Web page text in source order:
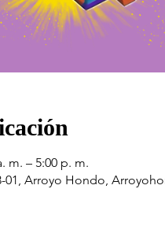
m. – 5:00 p. m.
01, Arroyo Hondo,